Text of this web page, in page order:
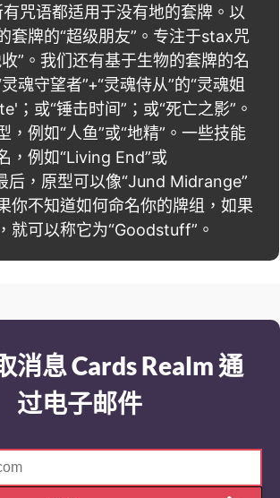
咒语都适用于没有地的套牌。以
套牌的“超级朋友”。专注于stax咒
”。我们还有基于生物的套牌的名
魂守望者”+“灵魂侍从”的“灵魂姐
；或“锤击时间”；或“死亡之影”。
，例如“人鱼”或“地精”。一些技能
，例如“Living End”或
后，原型可以像“Jund Midrange”
你不知道如何命名你的牌组，如果
就可以称它为“Goodstuff”。
消息 Cards Realm 通
过电子邮件